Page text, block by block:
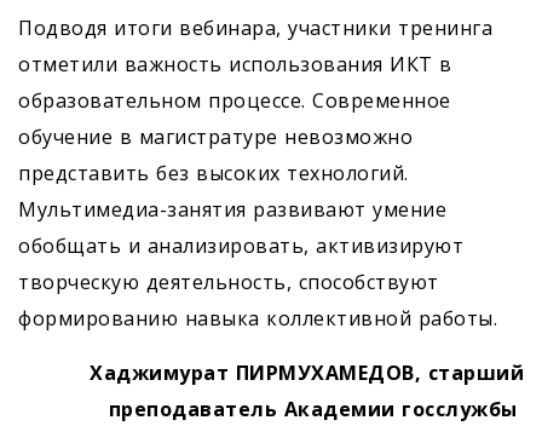
Подводя итоги вебинара, участники тренинга
отметили важность использования ИКТ в
образовательном процессе. Современное
обучение в магистратуре невозможно
представить без высоких технологий.
Мультимедиа-занятия развивают умение
обобщать и анализировать, активизируют
творческую деятельность, способствуют
формированию навыка коллективной работы.
Хаджимурат ПИРМУХАМЕДОВ, старший
преподаватель Академии госслужбы